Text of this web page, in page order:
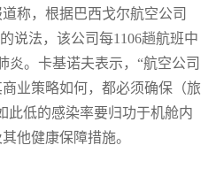
，根据巴西戈尔航空公司
说法，该公司每1106趟航班中
炎。卡基诺夫表示，“航空公司
业策略如何，都必须确保（旅
此低的感染率要归功于机舱内
他健康保障措施。